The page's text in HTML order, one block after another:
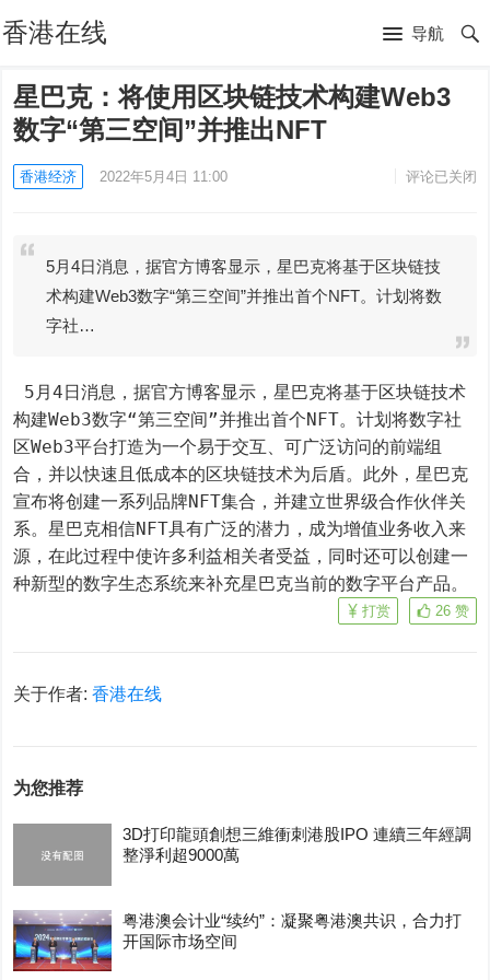
香港在线 导航
星巴克：将使用区块链技术构建Web3
数字“第三空间”并推出NFT
香港经济 2022年5月4日 11:00 评论已关闭
5月4日消息，据官方博客显示，星巴克将基于区块链技
术构建Web3数字“第三空间”并推出首个NFT。计划将数
字社…
构建Web3数字“第三空间”并推出首个NFT。计划将数字社
区Web3平台打造为一个易于交互、可广泛访问的前端组
合，并以快速且低成本的区块链技术为后盾。此外，星巴克
宣布将创建一系列品牌NFT集合，并建立世界级合作伙伴关
系。星巴克相信NFT具有广泛的潜力，成为增值业务收入来
源，在此过程中使许多利益相关者受益，同时还可以创建一
种新型的数字生态系统来补充星巴克当前的数字平台产品。
26 赞
打赏
关于作者:香港在线
为您推荐
3D打印龍頭創想三維衝刺港股IPO 連續三年經調
整淨利超9000萬
粤港澳会计业“续约”：凝聚粤港澳共识，合力打
开国际市场空间